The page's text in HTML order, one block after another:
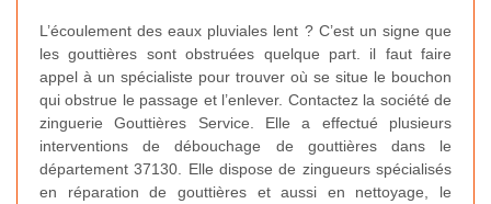
L’écoulement des eaux pluviales lent ? C’est un signe que
les gouttières sont obstruées quelque part. il faut faire
appel à un spécialiste pour trouver où se situe le bouchon
qui obstrue le passage et l’enlever. Contactez la société de
zinguerie Gouttières Service. Elle a effectué plusieurs
interventions de débouchage de gouttières dans le
département 37130. Elle dispose de zingueurs spécialisés
en réparation de gouttières et aussi en nettoyage, le